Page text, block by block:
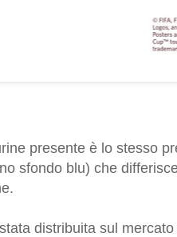
presente è lo stesso
sfondo blu) che
distribuita sul